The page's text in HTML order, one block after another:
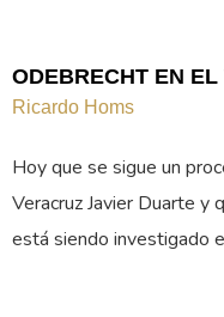
ODEBRECHT EN
Ricardo Homs
Hoy que se sigue un
Veracruz Javier Duarte y
está siendo investigado